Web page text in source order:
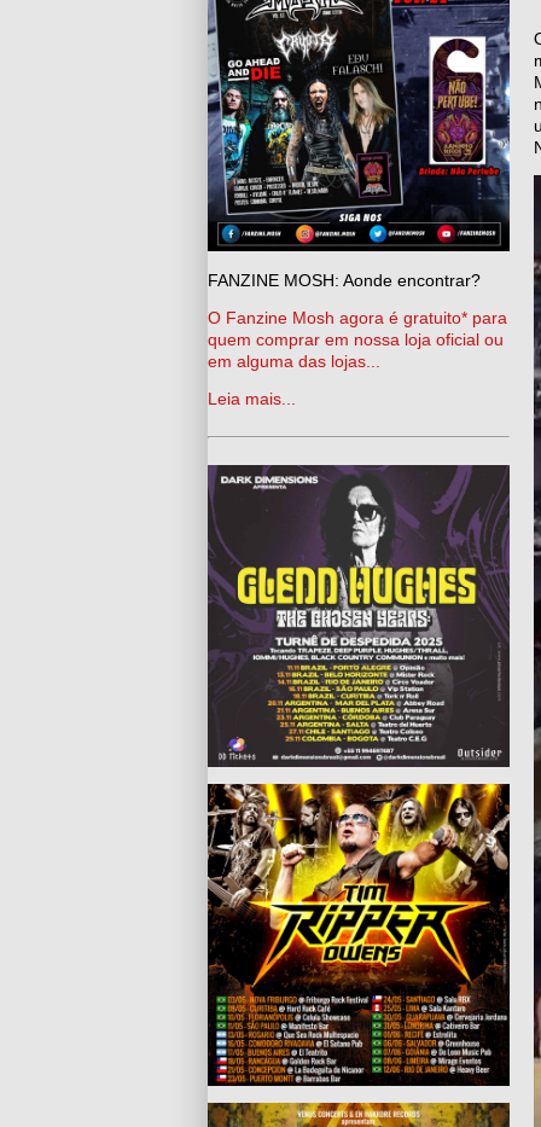
FANZINE MOSH: Aonde encontrar?
O Fanzine Mosh agora é gratuito* para
quem comprar em nossa loja oficial ou
em alguma das lojas...
Leia mais...